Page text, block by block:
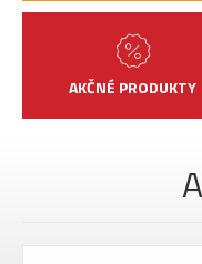
AKČNÉ PRODUKTY